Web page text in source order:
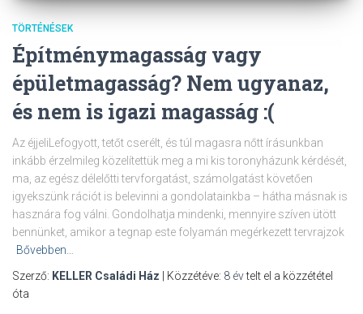
TÖRTÉNÉSEK
Építménymagasság vagy
épületmagasság? Nem ugyanaz,
és nem is igazi magasság :(
Az éjjeliLefogyott, tetőt cserélt, és túl magasra nőtt írásunkban
inkább érzelmileg közelítettük meg a mi kis toronyházunk kérdését,
ma, az egész délelőtti tervforgatást, számolgatást követően
igyekszünk rációt is belevinni a gondolatainkba – hátha másnak is
hasznára fog válni. Gondolhatja mindenki, mennyire szíven ütött
bennünket, amikor a tegnap este folyamán megérkezett tervrajzok
Bővebben…
Szerző: KELLER Családi Ház | Közzétéve: 8 évtelt el a közzététel
óta